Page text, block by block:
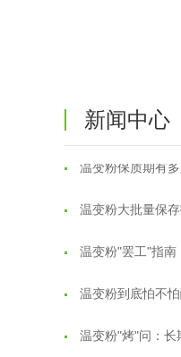
新闻中心
温变粉注塑后表